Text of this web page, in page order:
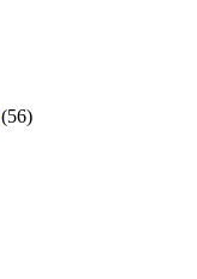
(56)